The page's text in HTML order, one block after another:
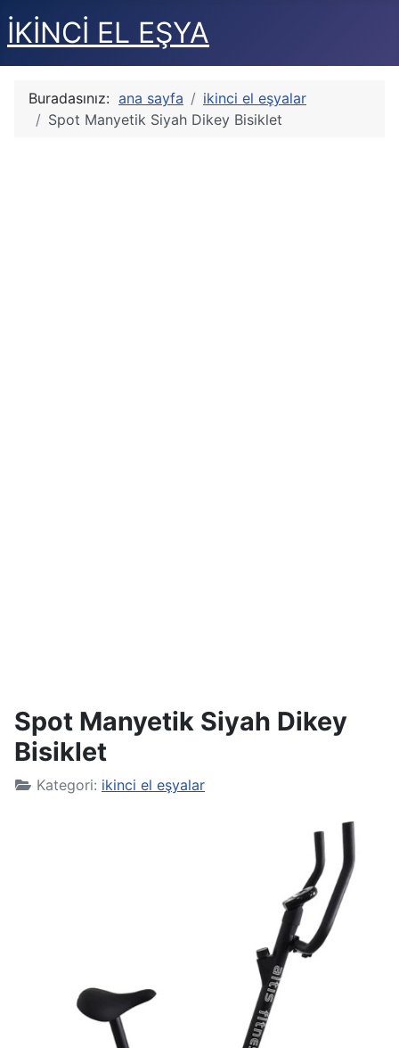
İKİNCİ EL EŞYA
Buradasınız: ana sayfa
ikinci el eşyalar
Spot Manyetik Siyah Dikey Bisiklet
Spot Manyetik Siyah Dikey
Bisiklet
Kategori: ikinci el eşyalar